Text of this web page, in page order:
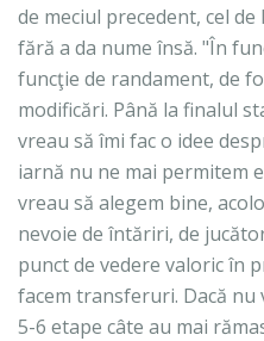
de meciul precedent, cel
fără a da nume însă. "În
funcţie de randament, de
modificări. Până la finalul
vreau să îmi fac o idee
iarnă nu ne mai permitem
vreau să alegem bine,
nevoie de întăriri, de
punct de vedere valoric în
facem transferuri. Dacă nu
5-6 etape câte au mai